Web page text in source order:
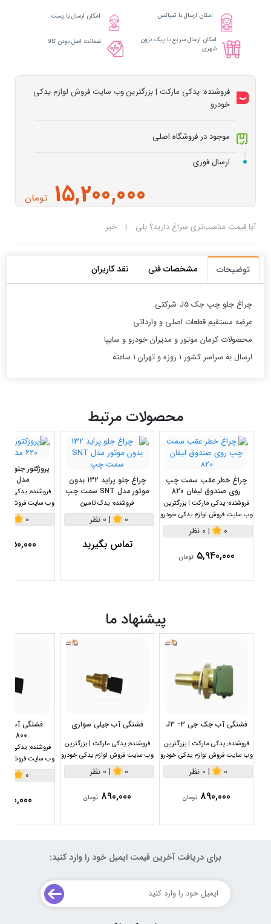
امکان ارسال با تیپاکس امکان ارسال با پست
امکان ارسال سریع با پیک درون
شهری
ضمانت اصل بودن کالا
فروشنده: یدکی مارکت | بزرگترین وب سایت فروش لوازم یدکی
خودرو
موجود در فروشگاه اصلی
ارسال فوری
15,200,000 تومان
آیا قیمت مناسب‌تری سراغ دارید؟ بلی | خیر
توضیحات مشخصات فنی نقد کاربران
چراغ جلو چپ جک J5 شرکتی
عرضه مستقیم قطعات اصلی و وارداتی
محصولات کرمان موتور و مدیران خودرو و سایپا
ارسال به سراسر کشور 1 روزه و تهران 1 ساعته
محصولات مرتبط
چراغ خطر عقب سمت چپ
روی صندوق لیفان 820
فروشنده: یدکی مارکت | بزرگترین
وب سایت فروش لوازم یدکی خودرو
0
| 0 نظر
5,940,000 تومان
چراغ جلو پراید 132 بدون
موتور مدل SNT سمت چپ
فروشنده: یدک تامین
0
| 0 نظر
تماس بگیرید
مدل B4116100
فروشنده: یدکی
وب سایت فروش
0
پیشنهاد ما
فشنگی آب جک جی 3- J3
فروشنده: یدکی مارکت | بزرگترین
وب سایت فروش لوازم یدکی خودرو
0
| 0 نظر
890,000 تومان
فشنگی آب جیلی سواری
فروشنده: یدکی مارکت | بزرگترین
وب سایت فروش لوازم یدکی خودرو
0
| 0 نظر
890,000 تومان
1800سی سی
فروشنده: یدکی
وب سایت فروش
0
890,000
برای دریافت آخرین قیمت ایمیل خود را وارد کنید: